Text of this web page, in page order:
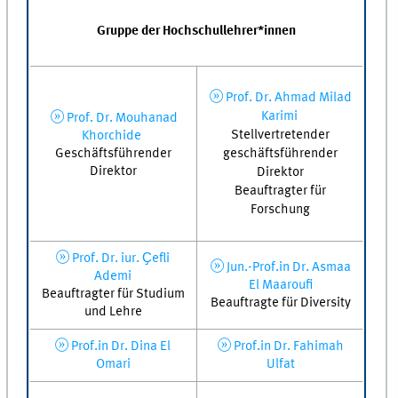
Gruppe der Hochschullehrer*innen
Prof. Dr. Mouhanad
Khorchide
Geschäftsführender
Direktor
Prof. Dr. Ahmad Milad
Karimi
Stellvertretender
geschäftsführender
Direktor
Beauftragter für
Forschung
Prof. Dr. iur. Ҫefli
Ademi
Beauftragter für Studium
und Lehre
Jun.-Prof.in Dr. Asmaa
El Maaroufi
Beauftragte für Diversity
Prof.in Dr. Dina El
Omari
Prof.in Dr. Fahimah
Ulfat